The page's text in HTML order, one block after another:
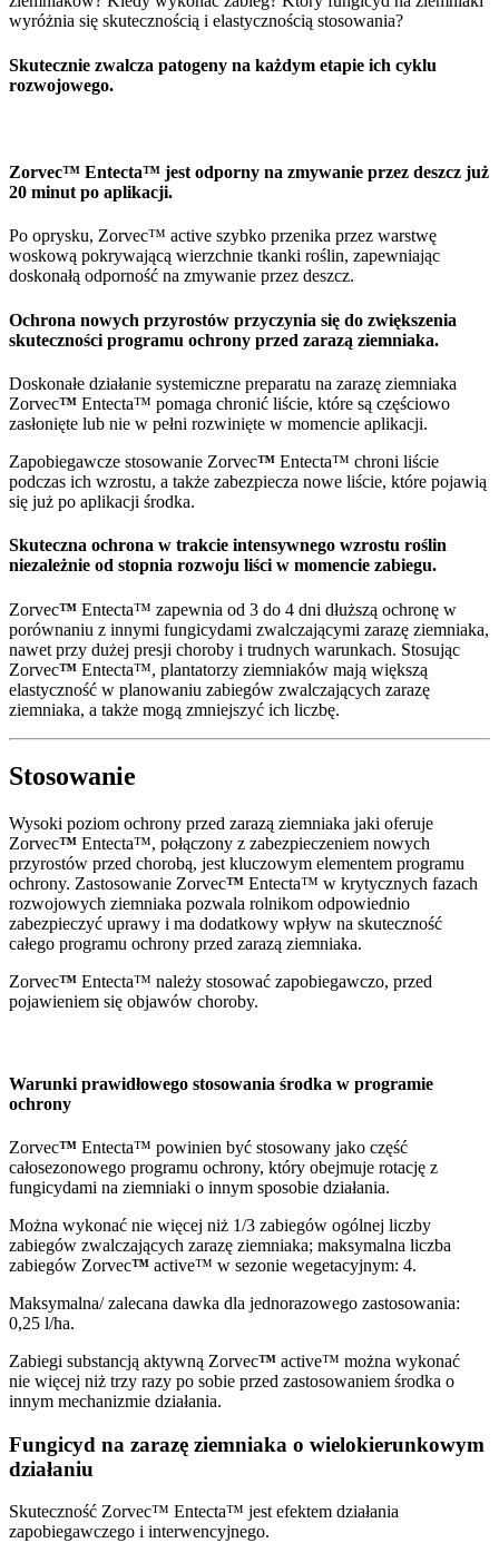
wyróżnia się skutecznością i elastycznością stosowania?
Skutecznie zwalcza patogeny na każdym etapie ich cyklu
rozwojowego.
Zorvec™ Entecta™ jest odporny na zmywanie przez deszcz już
20 minut po aplikacji.
Po oprysku, Zorvec™ active szybko przenika przez warstwę
woskową pokrywającą wierzchnie tkanki roślin, zapewniając
doskonałą odporność na zmywanie przez deszcz.
Ochrona nowych przyrostów przyczynia się do zwiększenia
skuteczności programu ochrony przed zarazą ziemniaka.
Doskonałe działanie systemiczne preparatu na zarazę ziemniaka
Zorvec™ Entecta™ pomaga chronić liście, które są częściowo
zasłonięte lub nie w pełni rozwinięte w momencie aplikacji.
Zapobiegawcze stosowanie Zorvec™ Entecta™ chroni liście
podczas ich wzrostu, a także zabezpiecza nowe liście, które pojawią
się już po aplikacji środka.
Skuteczna ochrona w trakcie intensywnego wzrostu roślin
niezależnie od stopnia rozwoju liści w momencie zabiegu.
Zorvec™ Entecta™ zapewnia od 3 do 4 dni dłuższą ochronę w
porównaniu z innymi fungicydami zwalczającymi zarazę ziemniaka,
nawet przy dużej presji choroby i trudnych warunkach. Stosując
Zorvec™ Entecta™, plantatorzy ziemniaków mają większą
elastyczność w planowaniu zabiegów zwalczających zarazę
ziemniaka, a także mogą zmniejszyć ich liczbę.
Stosowanie
Wysoki poziom ochrony przed zarazą ziemniaka jaki oferuje
Zorvec™ Entecta™, połączony z zabezpieczeniem nowych
przyrostów przed chorobą, jest kluczowym elementem programu
ochrony. Zastosowanie Zorvec™ Entecta™ w krytycznych fazach
rozwojowych ziemniaka pozwala rolnikom odpowiednio
zabezpieczyć uprawy i ma dodatkowy wpływ na skuteczność
całego programu ochrony przed zarazą ziemniaka.
Zorvec™ Entecta™ należy stosować zapobiegawczo, przed
pojawieniem się objawów choroby.
Warunki prawidłowego stosowania środka w programie
ochrony
Zorvec™ Entecta™ powinien być stosowany jako część
całosezonowego programu ochrony, który obejmuje rotację z
fungicydami na ziemniaki o innym sposobie działania.
Można wykonać nie więcej niż 1/3 zabiegów ogólnej liczby
zabiegów zwalczających zarazę ziemniaka; maksymalna liczba
zabiegów Zorvec™ active™ w sezonie wegetacyjnym: 4.
Maksymalna/ zalecana dawka dla jednorazowego zastosowania:
0,25 l/ha.
Zabiegi substancją aktywną Zorvec™ active™ można wykonać
nie więcej niż trzy razy po sobie przed zastosowaniem środka o
innym mechanizmie działania.
Fungicyd na zarazę ziemniaka o wielokierunkowym
działaniu
Skuteczność Zorvec™ Entecta™ jest efektem działania
zapobiegawczego i interwencyjnego.